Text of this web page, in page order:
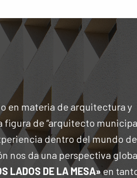
en materia de arquitectura y
de “arquitecto
dentro del mundo
nos da una perspectiva
LADOS DE LA MESA»en